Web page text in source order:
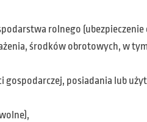
rolnego (ubezpieczenie
środków obrotowych, w
posiadania lub